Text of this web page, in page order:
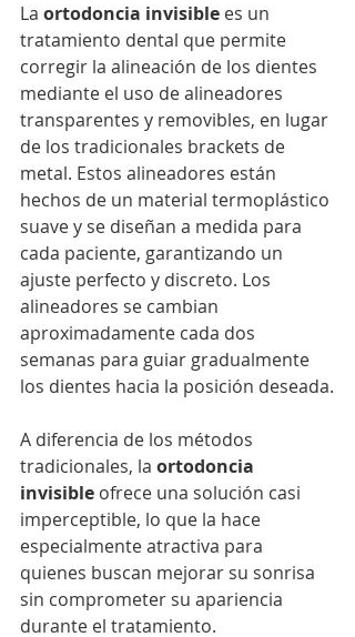
La ortodoncia invisible es un
tratamiento dental que permite
corregir la alineación de los dientes
mediante el uso de alineadores
transparentes y removibles, en lugar
de los tradicionales brackets de
metal. Estos alineadores están
hechos de un material termoplástico
suave y se diseñan a medida para
cada paciente, garantizando un
ajuste perfecto y discreto. Los
alineadores se cambian
aproximadamente cada dos
semanas para guiar gradualmente
los dientes hacia la posición deseada.
A diferencia de los métodos
tradicionales, la ortodoncia
invisible ofrece una solución casi
imperceptible, lo que la hace
especialmente atractiva para
quienes buscan mejorar su sonrisa
sin comprometer su apariencia
durante el tratamiento.